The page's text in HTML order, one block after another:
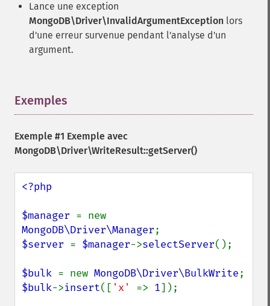
Lance une exception
MongoDB\Driver\InvalidArgumentException lors
d'une erreur survenue pendant l'analyse d'un
argument.
Exemples
Exemple #1 Exemple avec
MongoDB\Driver\WriteResult::getServer()
<?php
$manager
MongoDB\Driver\Manager
$server = $manager->selectServer();
$bulk = new MongoDB\Driver\BulkWrite
$bulk->insert([ 'x' => 1]);